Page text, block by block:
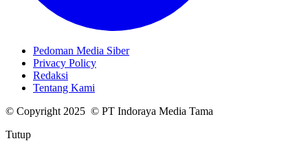
Pedoman Media Siber
Privacy Policy
Redaksi
Tentang Kami
© Copyright 2025 © PT Indoraya Media Tama
Tutup